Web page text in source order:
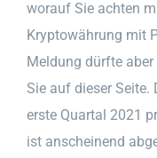
worauf Sie achten
Kryptowährung mit
Meldung dürfte
Sie auf dieser
erste Quartal 2021
ist anscheinend